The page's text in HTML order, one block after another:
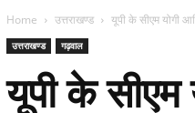
Home उत्तराखण्ड यूपी के सीएम योगी
उत्तराखण्ड गढ़वाल
यूपी के सीएम